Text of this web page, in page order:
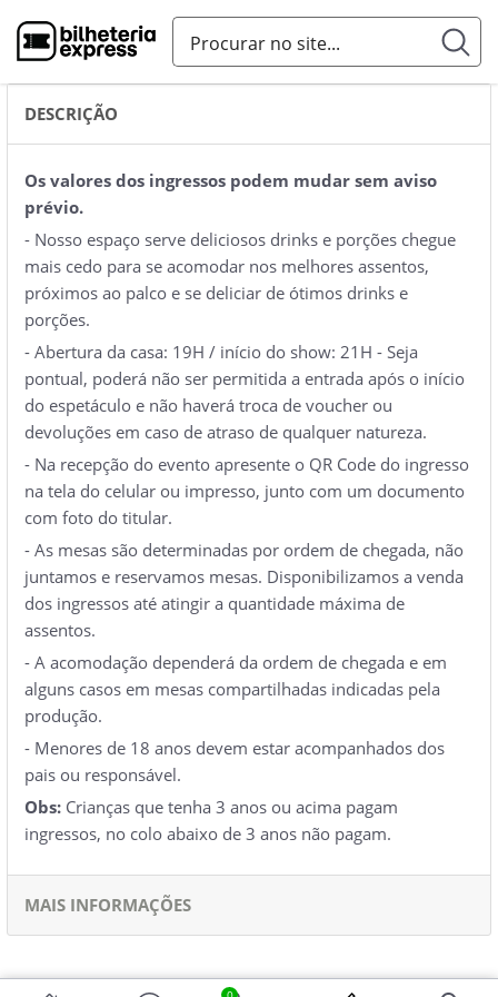
DESCRIÇÃO
Os valores dos ingressos podem mudar sem aviso
prévio.
- Nosso espaço serve deliciosos drinks e porções chegue
mais cedo para se acomodar nos melhores assentos,
próximos ao palco e se deliciar de ótimos drinks e
porções.
- Abertura da casa: 19H / início do show: 21H - Seja
pontual, poderá não ser permitida a entrada após o início
do espetáculo e não haverá troca de voucher ou
devoluções em caso de atraso de qualquer natureza.
- Na recepção do evento apresente o QR Code do ingresso
na tela do celular ou impresso, junto com um documento
com foto do titular.
- As mesas são determinadas por ordem de chegada, não
juntamos e reservamos mesas. Disponibilizamos a venda
dos ingressos até atingir a quantidade máxima de
assentos.
- A acomodação dependerá da ordem de chegada e em
alguns casos em mesas compartilhadas indicadas pela
produção.
- Menores de 18 anos devem estar acompanhados dos
pais ou responsável.
Obs: Crianças que tenha 3 anos ou acima pagam
ingressos, no colo abaixo de 3 anos não pagam.
MAIS INFORMAÇÕES